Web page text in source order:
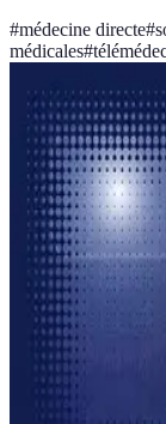
#médecine directe#
médicales#